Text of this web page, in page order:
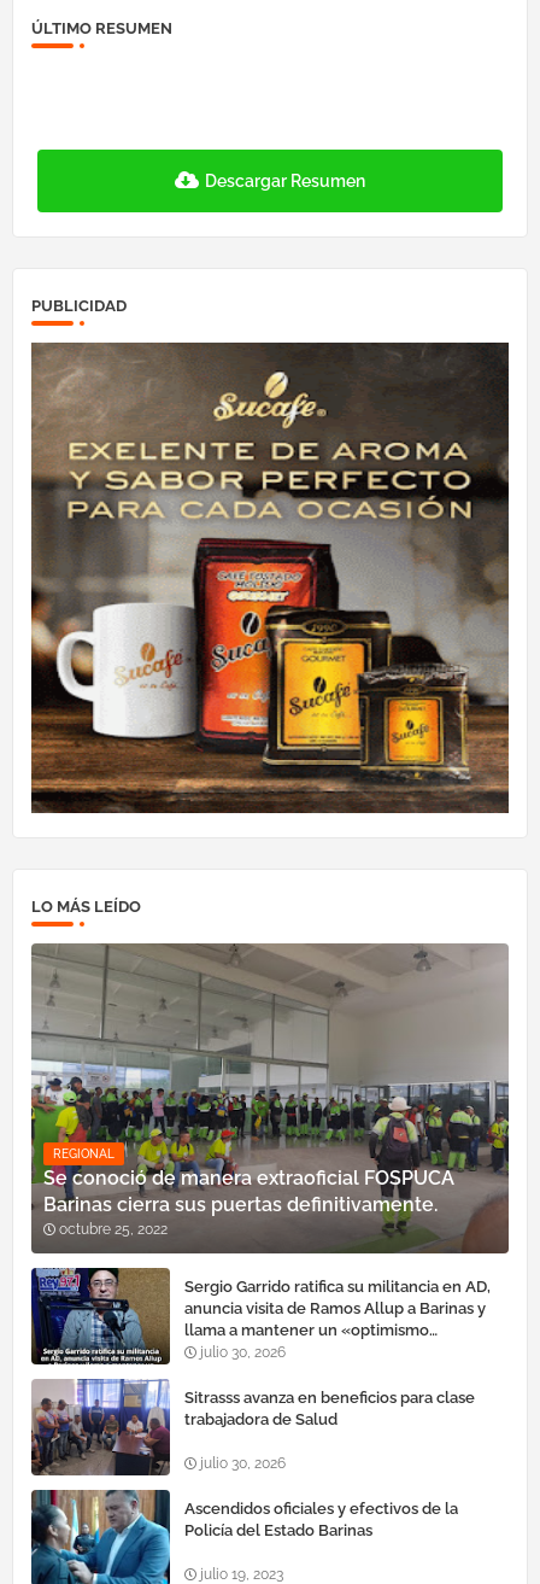
ÚLTIMO RESUMEN
Descargar Resumen
PUBLICIDAD
LO MÁS LEÍDO
REGIONAL
Se conoció de manera extraoficial FOSPUCA
Barinas cierra sus puertas definitivamente.
octubre 25, 2022
Sergio Garrido ratifica su militancia en AD,
anuncia visita de Ramos Allup a Barinas y
llama a mantener un «optimismo
cauteloso»
julio 30, 2026
Sitrasss avanza en beneficios para clase
trabajadora de Salud
julio 30, 2026
Ascendidos oficiales y efectivos de la
Policía del Estado Barinas
julio 19, 2023